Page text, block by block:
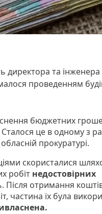
директора та інженера
проведенням
бюджетних
це в одному з
прокуратурі.
скористалися
робіт недостовірних
Після отримання
частина їх була